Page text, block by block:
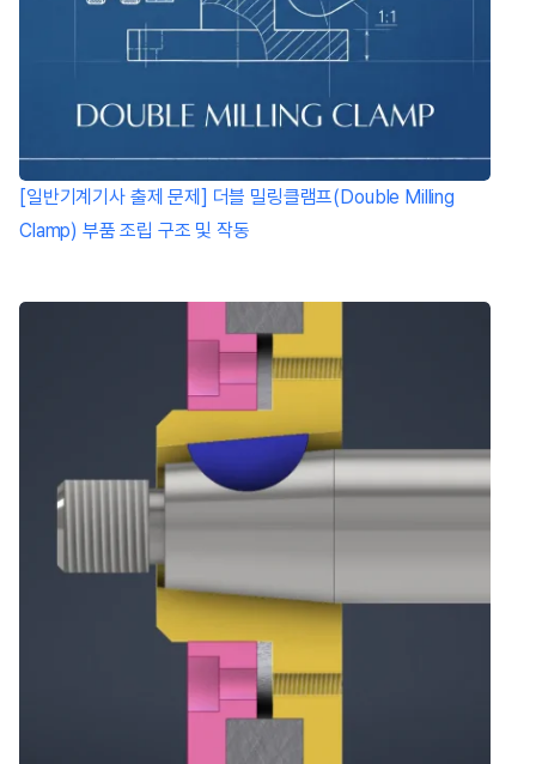
[일반기계기사 출제 문제] 더블 밀링클램프(Double Milling
Clamp) 부품 조립 구조 및 작동